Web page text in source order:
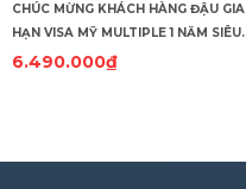
CHÚC MỪNG KHÁCH HÀNG ĐẬU GIA
HẠN VISA MỸ MULTIPLE 1 NĂM SIÊU
TỐC!
6.490.000₫